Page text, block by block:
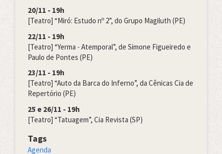
20/11 - 19h
[Teatro] “Miró: Estudo nº 2”, do Grupo Magiluth (PE)
22/11 - 19h
[Teatro] “Yerma - Atemporal”, de Simone Figueiredo e
Paulo de Pontes (PE)
23/11 - 19h
[Teatro] “Auto da Barca do Inferno”, da Cênicas Cia de
Repertório (PE)
25 e 26/11 - 19h
[Teatro] “Tatuagem”, Cia Revista (SP)
Tags
Agenda